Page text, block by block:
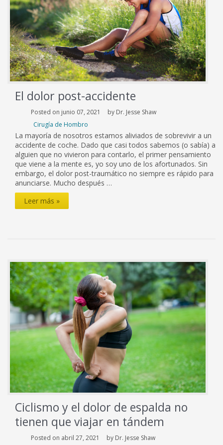
El dolor post-accidente
Posted on junio 07, 2021
by Dr. Jesse Shaw
Cirugía de Hombro
La mayoría de nosotros estamos aliviados de sobrevivir a un
accidente de coche. Dado que casi todos sabemos (o sabía) a
alguien que no vivieron para contarlo, el primer pensamiento
que viene a la mente es, yo soy uno de los afortunados. Sin
embargo, el dolor post-traumático no siempre es rápido para
anunciarse. Mucho después …
El
Leer más »
Ciclismo y el dolor de espalda no
tienen que viajar en tándem
Posted on abril 27, 2021
by Dr. Jesse Shaw